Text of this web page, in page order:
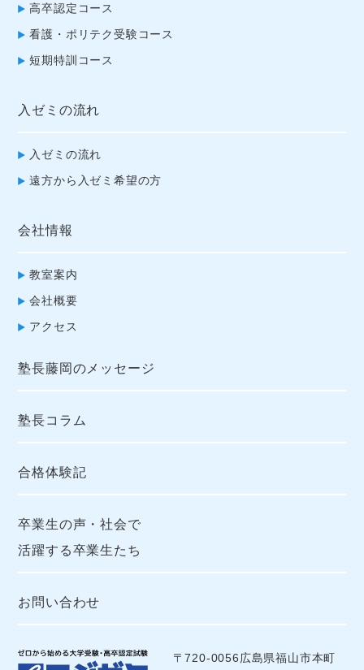
高卒認定コース
看護・ポリテク受験コース
短期特訓コース
入ゼミの流れ
入ゼミの流れ
遠方から入ゼミ希望の方
会社情報
教室案内
会社概要
アクセス
塾長藤岡のメッセージ
塾長コラム
合格体験記
卒業生の声・社会で
活躍する卒業生たち
お問い合わせ
〒720-0056広島県福山市本町